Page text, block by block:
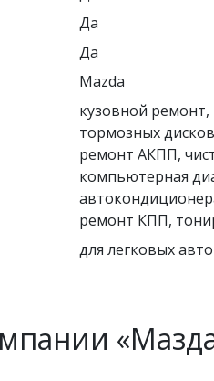
Да
Да
Mazda
кузовной ремонт,
тормозных
ремонт АКПП,
компьютерная
ремонт КПП,
для легковых